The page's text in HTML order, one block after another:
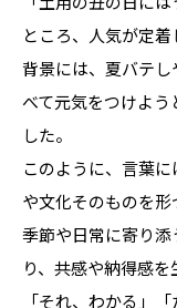
ところ、人気が定着
背景には、夏バテ
べて元気をつけよ
した。
このように、言葉
や文化そのものを形
季節や日常に寄り
り、共感や納得感を
「それ、わかる」